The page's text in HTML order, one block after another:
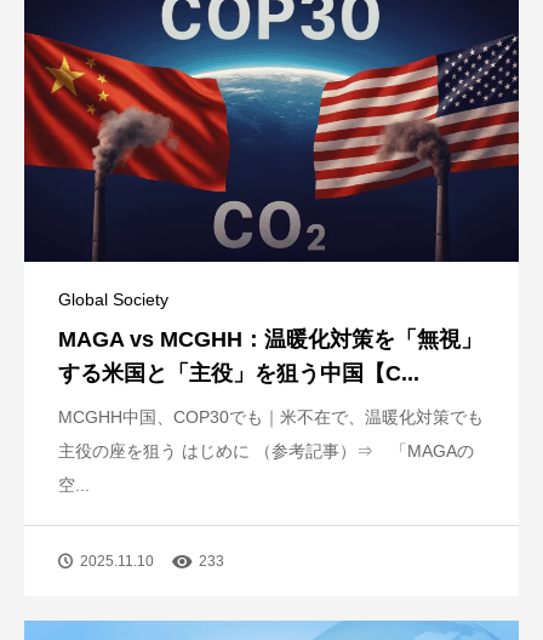
Global Society
MAGA vs MCGHH：温暖化対策を「無視」
する米国と「主役」を狙う中国【C...
MCGHH中国、COP30でも｜米不在で、温暖化対策でも
主役の座を狙う はじめに （参考記事）⇒ 「MAGAの
空...
2025.11.10 233